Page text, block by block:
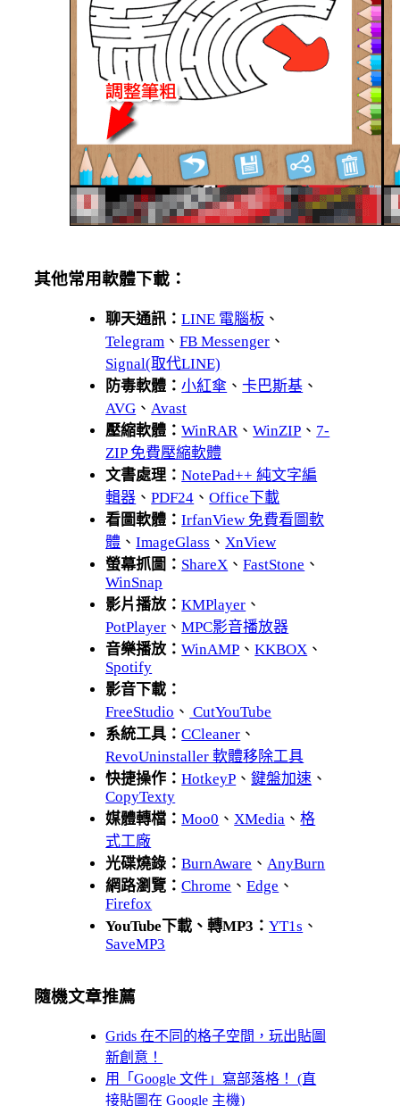
其他常用軟體下載：
聊天通訊：LINE 電腦板 、
Telegram 、FB Messenger 、
Signal(取代LINE)
防毒軟體：小紅傘 、卡巴斯基 、
AVG 、 Avast
壓縮軟體：WinRAR 、WinZIP 、 7-
ZIP 免費壓縮軟體
文書處理：NotePad++ 純文字編
輯器 、PDF24 、Office下載
看圖軟體：IrfanView 免費看圖軟
體 、ImageGlass 、 XnView
螢幕抓圖： ShareX 、FastStone 、
WinSnap
影片播放：KMPlayer 、
PotPlayer 、MPC影音播放器
音樂播放：WinAMP 、KKBOX 、
Spotify
影音下載：
FreeStudio 、 CutYouTube
系統工具：CCleaner 、
RevoUninstaller 軟體移除工具
快捷操作：HotkeyP 、鍵盤加速 、
CopyTexty
媒體轉檔：Moo0 、 XMedia 、格
式工廠
光碟燒錄：BurnAware 、 AnyBurn
網路瀏覽：Chrome 、Edge 、
Firefox
YouTube下載、轉MP3：YT1s 、
SaveMP3
隨機文章推薦
Grids 在不同的格子空間，玩出貼圖
新創意！
用「Google 文件」寫部落格！ (直
接貼圖在 Google 主機)